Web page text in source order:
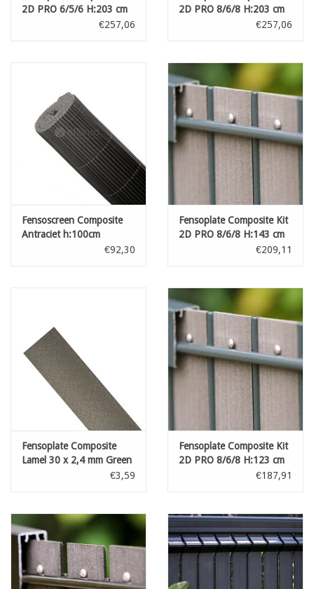
2D PRO 6/5/6 H:203 cm
€257,06
2D PRO 8/6/8 H:203 cm
L:250 cm Wenge Brown
€257,06
Fensoscreen Composite
Antraciet h:100cm
€92,30
Fensoplate Composite Kit
2D PRO 8/6/8 H:143 cm
L:250 cm Wenge Brown
€209,11
Fensoplate Composite
Lamel 30 x 2,4 mm Green
€3,59
Fensoplate Composite Kit
2D PRO 8/6/8 H:123 cm
L:250 cm Wenge Brown
€187,91